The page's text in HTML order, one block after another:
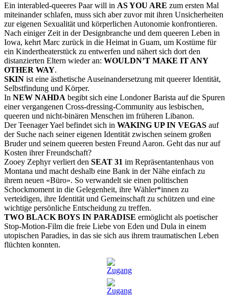
Ein interabled-queeres Paar will in AS YOU ARE zum ersten Mal
miteinander schlafen, muss sich aber zuvor mit ihren Unsicherheiten
zur eigenen Sexualität und körperlichen Autonomie konfrontieren.
Nach einiger Zeit in der Designbranche und dem queeren Leben in
Iowa, kehrt Marc zurück in die Heimat in Guam, um Kostüme für
ein Kindertheaterstück zu entwerfen und nähert sich dort den
distanzierten Eltern wieder an: WOULDN’T MAKE IT ANY
OTHER WAY.
SKIN ist eine ästhetische Auseinandersetzung mit queerer Identität,
Selbstfindung und Körper.
In NEW NAHDA begibt sich eine Londoner Barista auf die Spuren
einer vergangenen Cross-dressing-Community aus lesbischen,
queeren und nicht-binären Menschen im früheren Libanon.
Der Teenager Yael befindet sich in WAKING UP IN VEGAS auf
der Suche nach seiner eigenen Identität zwischen seinem großen
Bruder und seinem queeren besten Freund Aaron. Geht das nur auf
Kosten ihrer Freundschaft?
Zooey Zephyr verliert den SEAT 31 im Repräsentantenhaus von
Montana und macht deshalb eine Bank in der Nähe einfach zu
ihrem neuen «Büro». So verwandelt sie einen politischen
Schockmoment in die Gelegenheit, ihre Wähler*innen zu
verteidigen, ihre Identität und Gemeinschaft zu schützen und eine
wichtige persönliche Entscheidung zu treffen.
TWO BLACK BOYS IN PARADISE ermöglicht als poetischer
Stop-Motion-Film die freie Liebe von Eden und Dula in einem
utopischen Paradies, in das sie sich aus ihrem traumatischen Leben
flüchten konnten.